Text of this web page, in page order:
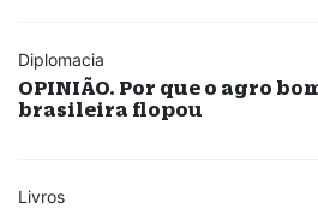
Diplomacia
OPINIÃO. Por que o agro
brasileira flopou
Livros